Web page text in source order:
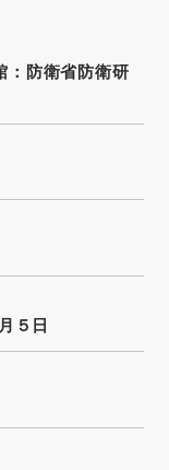
防衛省防衛研
５日